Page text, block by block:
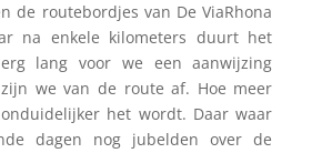
de routebordjes van De ViaRhona
na enkele kilometers duurt het
lang voor we een aanwijzing
we van de route af. Hoe meer
het wordt. Daar waar
dagen nog jubelden over de